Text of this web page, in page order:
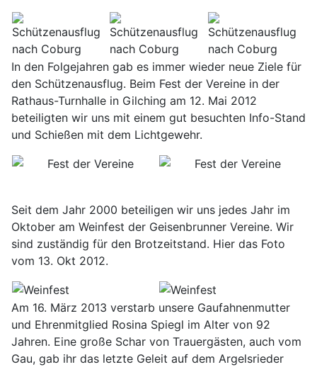
In den Folgejahren gab es immer wieder neue Ziele für
den Schützenausflug. Beim Fest der Vereine in der
Rathaus-Turnhalle in Gilching am 12. Mai 2012
beteiligten wir uns mit einem gut besuchten Info-Stand
und Schießen mit dem Lichtgewehr.
Seit dem Jahr 2000 beteiligen wir uns jedes Jahr im
Oktober am Weinfest der Geisenbrunner Vereine. Wir
sind zuständig für den Brotzeitstand. Hier das Foto
vom 13. Okt 2012.
Am 16. März 2013 verstarb unsere Gaufahnenmutter
und Ehrenmitglied Rosina Spiegl im Alter von 92
Jahren. Eine große Schar von Trauergästen, auch vom
Gau, gab ihr das letzte Geleit auf dem Argelsrieder